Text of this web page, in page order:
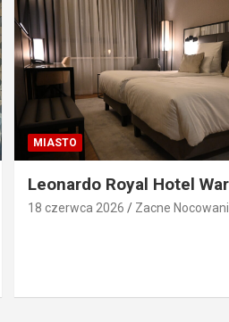
MIASTO
Leonardo Royal Hotel
18 czerwca 2026 Zacne